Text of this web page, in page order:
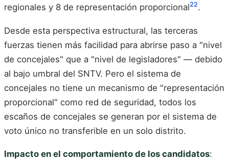
regionales y 8 de representación proporcional22.
Desde esta perspectiva estructural, las terceras
fuerzas tienen más facilidad para abrirse paso a "nivel
de concejales" que a "nivel de legisladores" — debido
al bajo umbral del SNTV. Pero el sistema de
concejales no tiene un mecanismo de "representación
proporcional" como red de seguridad, todos los
escaños de concejales se generan por el sistema de
voto único no transferible en un solo distrito.
Impacto en el comportamiento de los candidatos: